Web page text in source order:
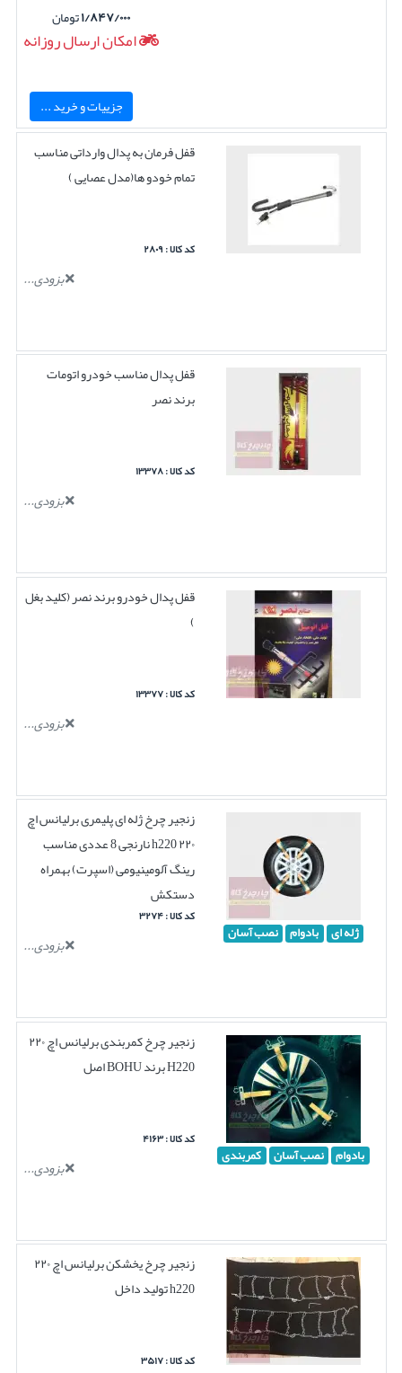
۱/۸۴۷/۰۰۰تومان
امکان ارسال روزانه
جزییات و خرید ...
قفل فرمان به پدال وارداتی مناسب
تمام خودو ها(مدل عصایی )
کد کالا : ۲۸۰۹
بزودی...
قفل پدال مناسب خودرو اتومات
برند نصر
کد کالا : ۱۳۳۷۸
بزودی...
قفل پدال خودرو برند نصر (کلید بغل
)
کد کالا : ۱۳۳۷۷
بزودی...
ژله ای بادوام نصب آسان
زنجیر چرخ ژله ای پلیمری برلیانس اچ
۲۲۰ h220 نارنجی 8 عددی مناسب
رینگ آلومینیومی (اسپرت) بهمراه
دستکش
کد کالا : ۳۲۷۴
بزودی...
بادوام نصب آسان کمربندی
زنجیر چرخ کمربندی برلیانس اچ ۲۲۰
H220 برند BOHU اصل
کد کالا : ۴۱۶۳
بزودی...
زنجیر چرخ یخشکن برلیانس اچ ۲۲۰
h220 تولید داخل
کد کالا : ۳۵۱۷